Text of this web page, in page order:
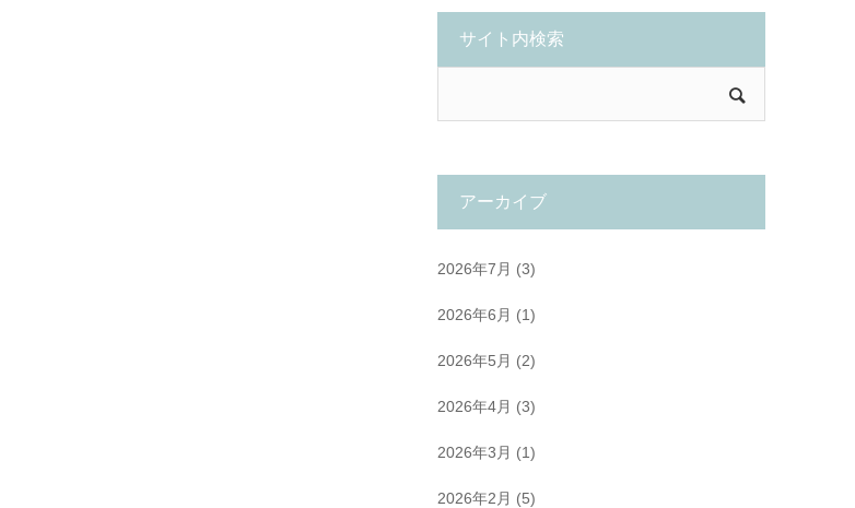
サイト内検索
アーカイブ
2026年7月 (3)
2026年6月 (1)
2026年5月 (2)
2026年4月 (3)
2026年3月 (1)
2026年2月 (5)